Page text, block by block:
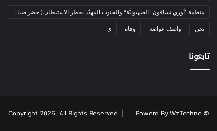
فنون
(213)
في مثل هذا اليوم
كتاب
نقاش
رياضة و شباب
(179)
منظمة "أوري تسافون" الصهيونيَّة* والجنوب المهدّد بخطر الاستيطان.( خضر ضيا )
نحن واصف عواضة وفاة ي
تابعونا
© Copyright 2026, All Rights Reserved |
Powerd By WzTechno